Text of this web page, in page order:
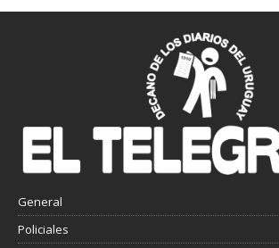
General
Policiales